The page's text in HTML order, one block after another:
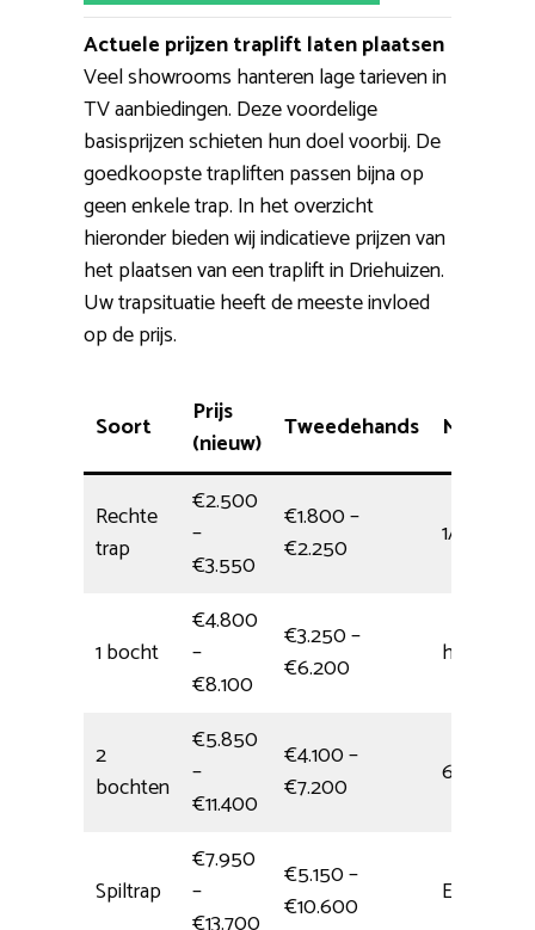
Actuele prijzen traplift laten plaatsen
Veel showrooms hanteren lage tarieven in
TV aanbiedingen. Deze voordelige
basisprijzen schieten hun doel voorbij. De
goedkoopste trapliften passen bijna op
geen enkele trap. In het overzicht
hieronder bieden wij indicatieve prijzen van
het plaatsen van een traplift in Driehuizen.
Uw trapsituatie heeft de meeste invloed
op de prijs.
Soort
Prijs
(nieuw)
Tweedehands Montage
Rechte
trap
€2.500
–
€3.550
€1.800 –
€2.250
1/2 dag
1 bocht
€4.800
–
€8.100
€3.250 –
€6.200
halve dag
2
bochten
€5.850
–
€11.400
€4.100 –
€7.200
6 uur
Spiltrap
€7.950
–
€5.150 –
€10.600
Eén dag